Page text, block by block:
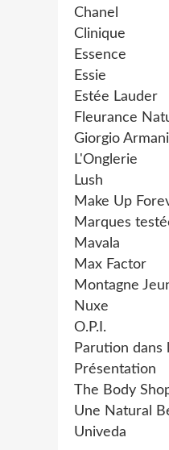
Chanel
Clinique
Essence
Essie
Estée Lauder
Fleurance
Giorgio Armani
L'Onglerie
Lush
Make Up
Marques
Mavala
Max Factor
Montagne
Nuxe
O.P.I.
Parution dans
Présentation
The Body
Une Natural
Univeda